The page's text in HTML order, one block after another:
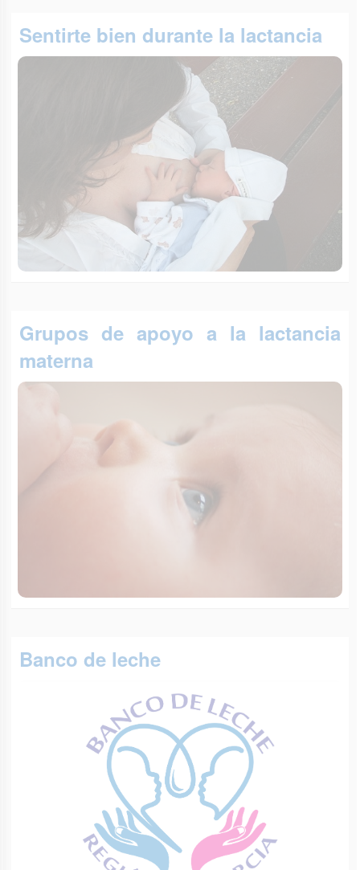
Sentirte bien durante la lactancia
Grupos de apoyo a la lactancia
materna
Banco de leche